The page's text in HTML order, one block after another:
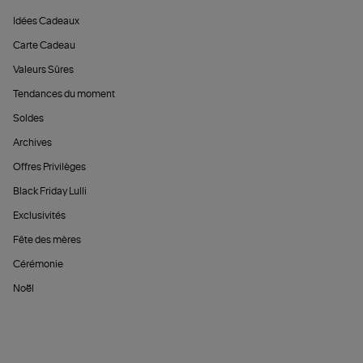
Idées Cadeaux
Carte Cadeau
Valeurs Sûres
Tendances du moment
Soldes
Archives
Offres Privilèges
Black Friday Lulli
Exclusivités
Fête des mères
Cérémonie
Noël